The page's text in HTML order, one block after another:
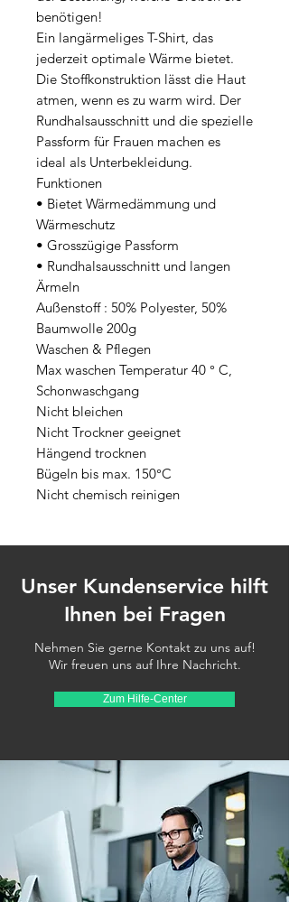
benötigen!
Ein langärmeliges T-Shirt, das
jederzeit optimale Wärme bietet.
Die Stoffkonstruktion lässt die Haut
atmen, wenn es zu warm wird. Der
Rundhalsausschnitt und die spezielle
Passform für Frauen machen es
ideal als Unterbekleidung.
Funktionen
• Bietet Wärmedämmung und
Wärmeschutz
• Grosszügige Passform
• Rundhalsausschnitt und langen
Ärmeln
Außenstoff : 50% Polyester, 50%
Baumwolle 200g
Waschen & Pflegen
Max waschen Temperatur 40 ° C,
Schonwaschgang
Nicht bleichen
Nicht Trockner geeignet
Hängend trocknen
Bügeln bis max. 150°C
Nicht chemisch reinigen
Unser Kundenservice hilft
Ihnen bei Fragen
Nehmen Sie gerne Kontakt zu uns auf!
Wir freuen uns auf Ihre Nachricht.
Zum Hilfe-Center